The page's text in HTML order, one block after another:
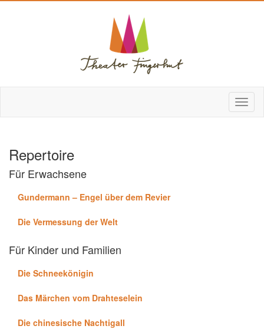
Repertoire
Für Erwachsene
Gundermann – Engel über dem Revier
Die Vermessung der Welt
Für Kinder und Familien
Die Schneekönigin
Das Märchen vom Drahteselein
Die chinesische Nachtigall